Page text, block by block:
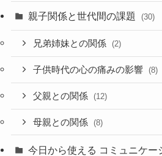
親子関係と世代間の課題 (30)
兄弟姉妹との関係 (2)
子供時代の心の痛みの影響 (8)
父親との関係 (12)
母親との関係 (8)
今日から使える コミュニケー